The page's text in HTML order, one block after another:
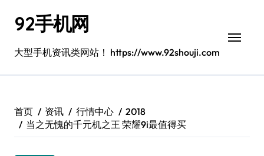
92手机网
大型手机资讯类网站！ https://www.92shouji.com
首页 资讯 行情中心
2018
当之无愧的千元机之王 荣耀9i最值得买